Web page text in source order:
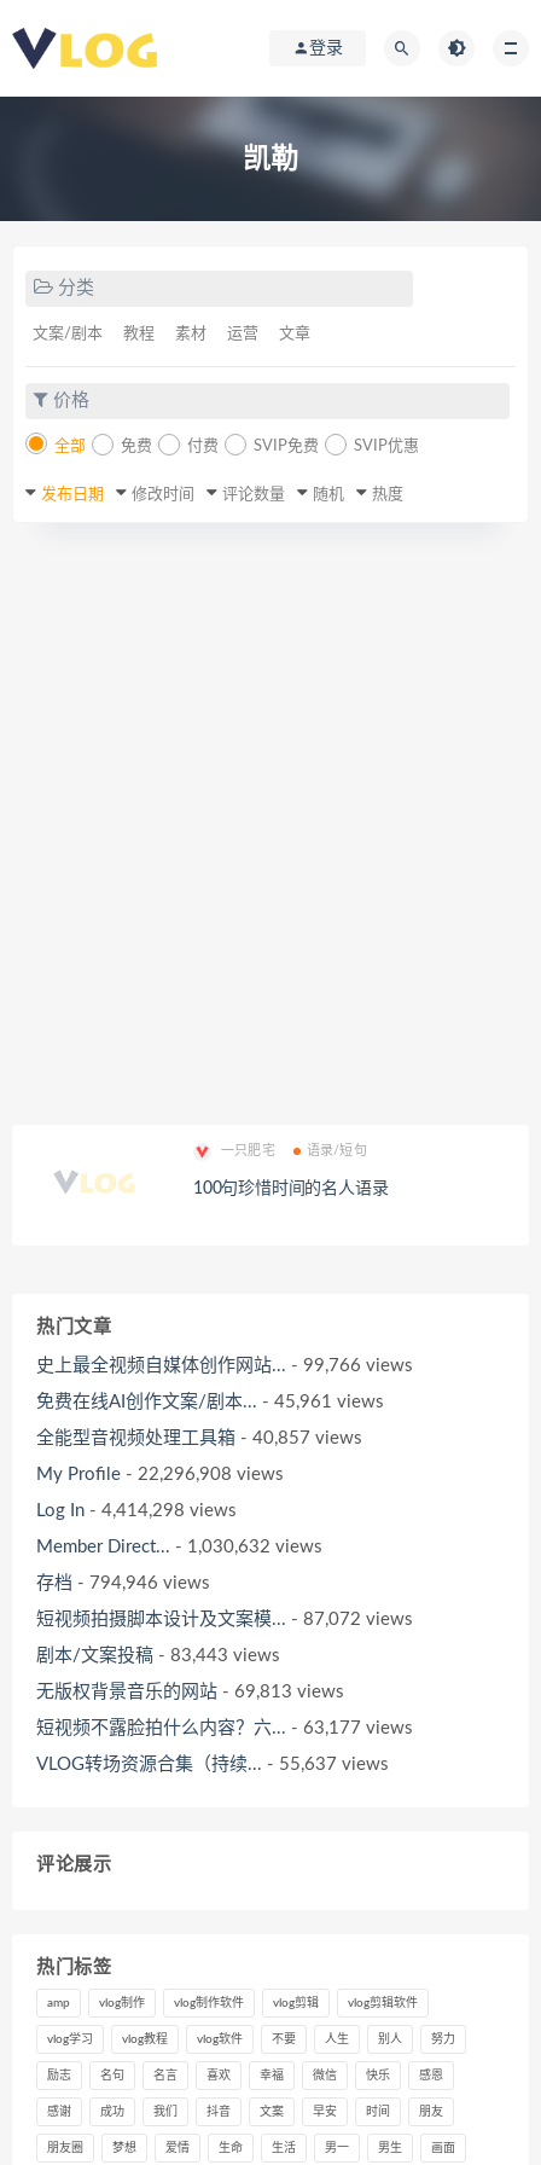
登录
凯勒
分类
文案/剧本 教程 素材 运营 文章
价格
全部 免费 付费 SVIP免费 SVIP优惠
发布日期 修改时间 评论数量 随机 热度
一只肥宅 语录/短句
100句珍惜时间的名人语录
热门文章
史上最全视频自媒体创作网站... - 99,766 views
免费在线AI创作文案/剧本... - 45,961 views
全能型音视频处理工具箱 - 40,857 views
My Profile - 22,296,908 views
Log In - 4,414,298 views
Member Direct... - 1,030,632 views
存档 - 794,946 views
短视频拍摄脚本设计及文案模... - 87,072 views
剧本/文案投稿 - 83,443 views
无版权背景音乐的网站 - 69,813 views
短视频不露脸拍什么内容？六... - 63,177 views
VLOG转场资源合集（持续... - 55,637 views
评论展示
热门标签
amp vlog制作 vlog制作软件 vlog剪辑 vlog剪辑软件
vlog学习 vlog教程 vlog软件 不要 人生 别人 努力
励志 名句 名言 喜欢 幸福 微信 快乐 感恩
感谢 成功 我们 抖音 文案 早安 时间 朋友
朋友圈 梦想 爱情 生命 生活 男一 男生 画面